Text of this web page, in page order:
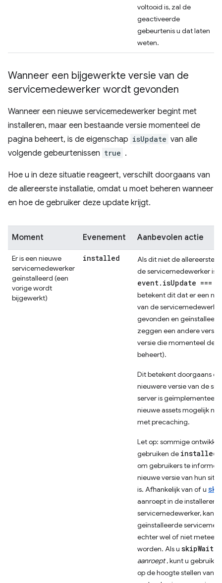
voltooid is, zal de
geactiveerde
gebeurtenis u dat laten
weten.
Wanneer een bijgewerkte versie van de
servicemedewerker wordt gevonden
Wanneer een nieuwe servicemedewerker begint met
installeren, maar een bestaande versie momenteel de
pagina beheert, is de eigenschap isUpdate van alle
volgende gebeurtenissen true .
Hoe u in deze situatie reageert, verschilt doorgaans van
de allereerste installatie, omdat u moet beheren wanneer
en hoe de gebruiker deze update krijgt.
Moment Evenement Aanbevolen actie
Er is een nieuwe
servicemedewerker
geïnstalleerd (een
vorige wordt
bijgewerkt)
installed
Als dit niet de allereerste
de servicemedewerker is (
event.isUpdate ===
betekent dit dat er een
van de
gevonden en
zeggen een andere versie
versie die momenteel de
beheert).
Dit betekent doorgaans
nieuwere versie van de
server is
nieuwe assets mogelijk
met precaching.
Let op: sommige
gebruiken de installed
om gebruikers te
nieuwe versie van hun site
is. Afhankelijk van of u
aanroept in de
servicemedewerker, kan
geïnstalleerde
echter wel of niet meteen
worden. Als u
aanroept, kunt u
op de hoogte stellen van